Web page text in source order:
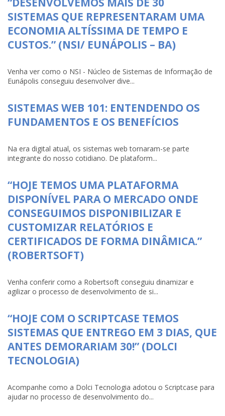
SISTEMAS QUE REPRESENTARAM UMA
ECONOMIA ALTÍSSIMA DE TEMPO E
CUSTOS.” (NSI/ EUNÁPOLIS – BA)
Venha ver como o NSI - Núcleo de Sistemas de Informação de
Eunápolis conseguiu desenvolver dive...
SISTEMAS WEB 101: ENTENDENDO OS
FUNDAMENTOS E OS BENEFÍCIOS
Na era digital atual, os sistemas web tornaram-se parte
integrante do nosso cotidiano. De plataform...
“HOJE TEMOS UMA PLATAFORMA
DISPONÍVEL PARA O MERCADO ONDE
CONSEGUIMOS DISPONIBILIZAR E
CUSTOMIZAR RELATÓRIOS E
CERTIFICADOS DE FORMA DINÂMICA.”
(ROBERTSOFT)
Venha conferir como a Robertsoft conseguiu dinamizar e
agilizar o processo de desenvolvimento de si...
“HOJE COM O SCRIPTCASE TEMOS
SISTEMAS QUE ENTREGO EM 3 DIAS, QUE
ANTES DEMORARIAM 30!” (DOLCI
TECNOLOGIA)
Acompanhe como a Dolci Tecnologia adotou o Scriptcase para
ajudar no processo de desenvolvimento do...